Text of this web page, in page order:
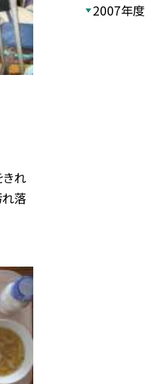
きれ
れ落
2007年度